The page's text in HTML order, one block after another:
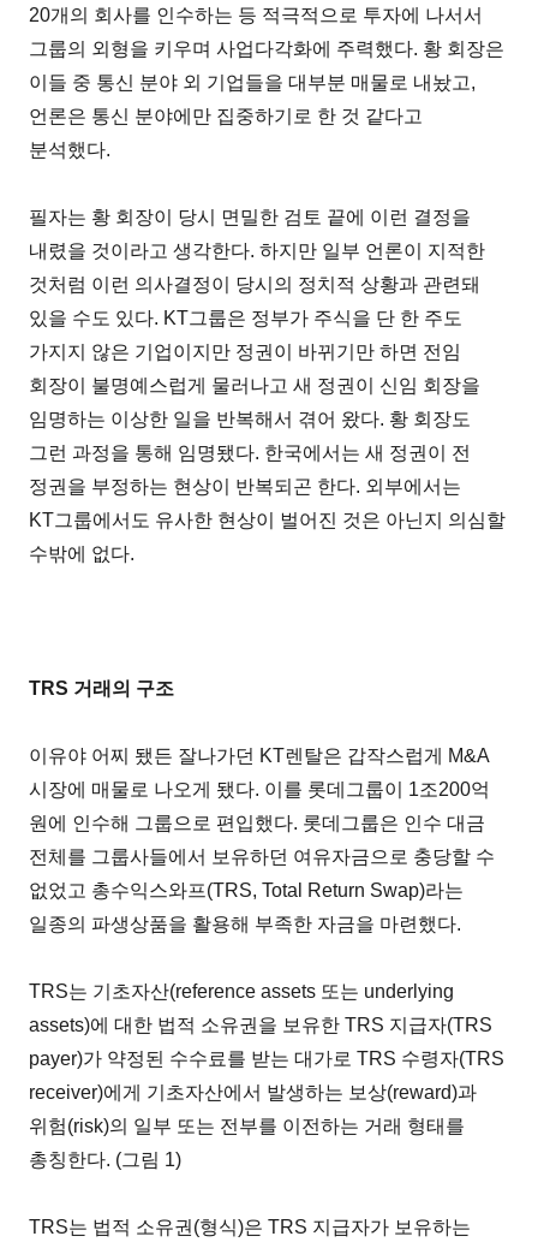
20개의 회사를 인수하는 등 적극적으로 투자에 나서서
그룹의 외형을 키우며 사업다각화에 주력했다. 황 회장은
이들 중 통신 분야 외 기업들을 대부분 매물로 내놨고,
언론은 통신 분야에만 집중하기로 한 것 같다고
분석했다.
필자는 황 회장이 당시 면밀한 검토 끝에 이런 결정을
내렸을 것이라고 생각한다. 하지만 일부 언론이 지적한
것처럼 이런 의사결정이 당시의 정치적 상황과 관련돼
있을 수도 있다. KT그룹은 정부가 주식을 단 한 주도
가지지 않은 기업이지만 정권이 바뀌기만 하면 전임
회장이 불명예스럽게 물러나고 새 정권이 신임 회장을
임명하는 이상한 일을 반복해서 겪어 왔다. 황 회장도
그런 과정을 통해 임명됐다. 한국에서는 새 정권이 전
정권을 부정하는 현상이 반복되곤 한다. 외부에서는
KT그룹에서도 유사한 현상이 벌어진 것은 아닌지 의심할
수밖에 없다.
TRS 거래의 구조
이유야 어찌 됐든 잘나가던 KT렌탈은 갑작스럽게 M&A
시장에 매물로 나오게 됐다. 이를 롯데그룹이 1조200억
원에 인수해 그룹으로 편입했다. 롯데그룹은 인수 대금
전체를 그룹사들에서 보유하던 여유자금으로 충당할 수
없었고 총수익스와프(TRS, Total Return Swap)라는
일종의 파생상품을 활용해 부족한 자금을 마련했다.
TRS는 기초자산(reference assets 또는 underlying
assets)에 대한 법적 소유권을 보유한 TRS 지급자(TRS
payer)가 약정된 수수료를 받는 대가로 TRS 수령자(TRS
receiver)에게 기초자산에서 발생하는 보상(reward)과
위험(risk)의 일부 또는 전부를 이전하는 거래 형태를
총칭한다. (그림 1)
TRS는 법적 소유권(형식)은 TRS 지급자가 보유하는